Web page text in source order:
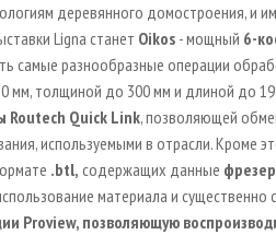
деревянного домостроения, и
Ligna станет Oikos - мощный 6-
самые разнообразные операции
мм, толщиной до 300 мм и длиной до
Routech Quick Link, позволяющей
используемыми в отрасли. Кроме
.btl, содержащих данные
материала и
Proview, позволяющую